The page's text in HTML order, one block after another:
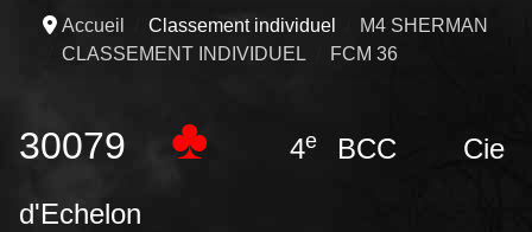
Accueil Classement individuel
M4 SHERMAN
CLASSEMENT INDIVIDUEL
FCM 36
30079 ♣ 4e BCC Cie
d'Echelon